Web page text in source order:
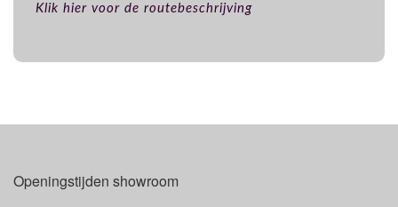
Klik hier voor de routebeschrijving
Openingstijden showroom